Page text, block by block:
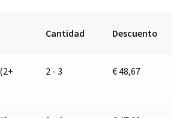
Cantidad Descuento
2 - 3 € 48,67